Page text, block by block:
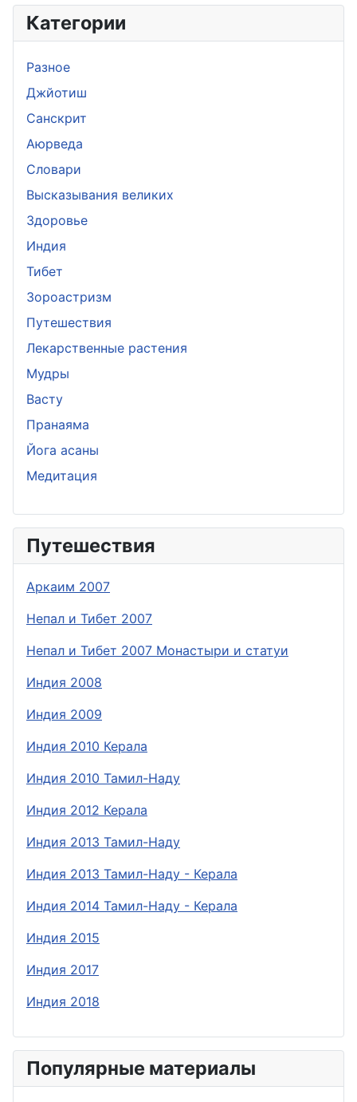
Категории
Разное
Джйотиш
Санскрит
Аюрведа
Словари
Высказывания великих
Здоровье
Индия
Тибет
Зороастризм
Путешествия
Лекарственные растения
Мудры
Васту
Пранаяма
Йога асаны
Медитация
Путешествия
Аркаим 2007
Непал и Тибет 2007
Непал и Тибет 2007 Монастыри и статуи
Индия 2008
Индия 2009
Индия 2010 Керала
Индия 2010 Тамил-Наду
Индия 2012 Керала
Индия 2013 Тамил-Наду
Индия 2013 Тамил-Наду - Керала
Индия 2014 Тамил-Наду - Керала
Индия 2015
Индия 2017
Индия 2018
Популярные материалы